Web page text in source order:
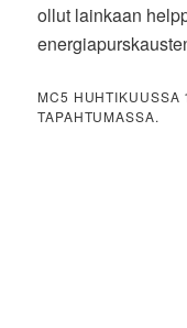
ollut lainkaan
MC5
TAPAHTUMASSA.